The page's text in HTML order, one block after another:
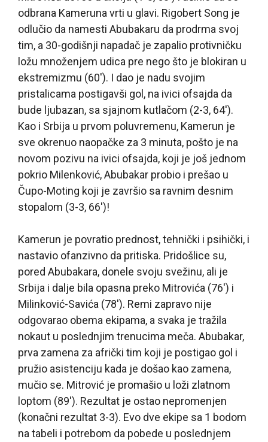
odbrana Kameruna vrti u glavi. Rigobert Song je
odlučio da namesti Abubakaru da prodrma svoj
tim, a 30-godišnji napadač je zapalio protivničku
ložu množenjem udica pre nego što je blokiran u
ekstremizmu (60′). I dao je nadu svojim
pristalicama postigavši gol, na ivici ofsajda da
bude ljubazan, sa sjajnom kutlačom (2-3, 64′).
Kao i Srbija u prvom poluvremenu, Kamerun je
sve okrenuo naopačke za 3 minuta, pošto je na
novom pozivu na ivici ofsajda, koji je još jednom
pokrio Milenković, Abubakar probio i prešao u
Čupo-Moting koji je završio sa ravnim desnim
stopalom (3-3, 66′)!
Kamerun je povratio prednost, tehnički i psihički, i
nastavio ofanzivno da pritiska. Pridošlice su,
pored Abubakara, donele svoju svežinu, ali je
Srbija i dalje bila opasna preko Mitrovića (76′) i
Milinković-Savića (78′). Remi zapravo nije
odgovarao obema ekipama, a svaka je tražila
nokaut u poslednjim trenucima meča. Abubakar,
prva zamena za afrički tim koji je postigao gol i
pružio asistenciju kada je došao kao zamena,
mučio se. Mitrović je promašio u loži zlatnom
loptom (89′). Rezultat je ostao nepromenjen
(konačni rezultat 3-3). Evo dve ekipe sa 1 bodom
na tabeli i potrebom da pobede u poslednjem